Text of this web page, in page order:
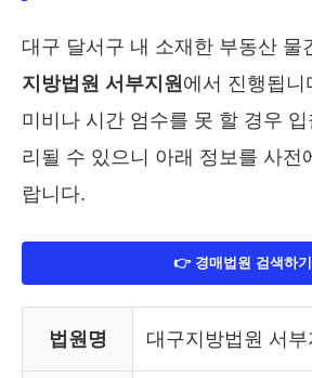
대구 달서구 내 소재한 부동산 물
지방법원 서부지원 에서 진행됩니
미비나 시간 엄수를 못 할 경우
리될 수 있으니 아래 정보를 사전
랍니다.
👉 경매법원 검색하기
법원명 대구지방법원 서부